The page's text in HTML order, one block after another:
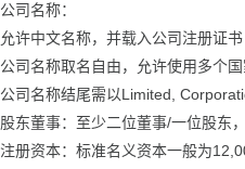
公司名称：
允许中文名称，并载入公司注册证书
公司名称取名自由，允许使用多个
公司名称结尾需以Limited,
股东董事：至少二位董事/一位股东
注册资本：标准名义资本一般为